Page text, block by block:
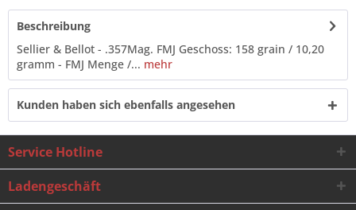
Beschreibung
Sellier & Bellot - .357Mag. FMJ Geschoss: 158 grain / 10,20
gramm - FMJ Menge /... mehr
Kunden haben sich ebenfalls angesehen
Service Hotline
Ladengeschäft